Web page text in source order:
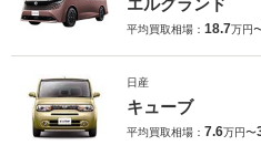
エルグランド
平均買取相場： 18.7万円
日産
キューブ
平均買取相場： 7.6万円〜